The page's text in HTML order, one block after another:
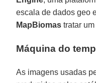
escala de dados geo
MapBiomas tratar
Máquina do
As imagens usadas